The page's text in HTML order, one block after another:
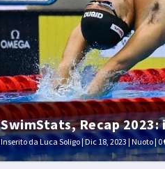
SwimStats, Recap 2023:
Inserito da Luca Soligo| Dic 18, 2023 | Nuoto | 0